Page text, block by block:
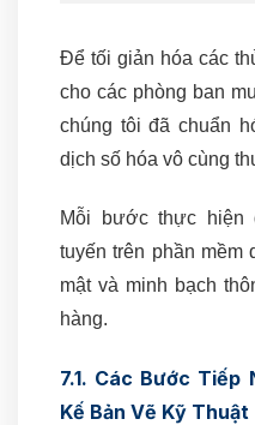
Để tối giản hóa các
cho các phòng ban
chúng tôi đã chuẩn
dịch số hóa vô cùng
Mỗi bước thực hiện
tuyến trên phần mềm
mật và minh bạch
hàng.
7.1. Các Bước Tiếp
Kế Bản Vẽ Kỹ Thuật